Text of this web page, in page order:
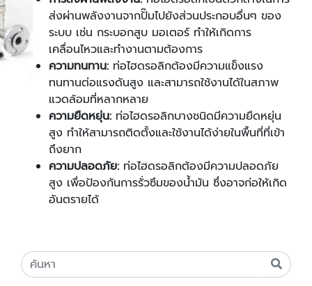
ส่งผ่านพลังงานจากปั๊มไปยังส่วนประกอบอื่นๆ ของ
ระบบ เช่น กระบอกสูบ มอเตอร์ ทำให้เกิดการ
เคลื่อนไหวและทำงานตามต้องการ
ความทนทาน: ท่อไฮดรอลิกต้องมีความแข็งแรง
ทนทานต่อแรงดันสูง และสามารถใช้งานได้ในสภาพ
แวดล้อมที่หลากหลาย
ความยืดหยุ่น: ท่อไฮดรอลิกบางชนิดมีความยืดหยุ่น
สูง ทำให้สามารถติดตั้งและใช้งานได้ง่ายในพื้นที่ที่เข้า
ถึงยาก
ความปลอดภัย: ท่อไฮดรอลิกต้องมีความปลอดภัย
สูง เพื่อป้องกันการรั่วซึมของน้ำมัน ซึ่งอาจก่อให้เกิด
อันตรายได้